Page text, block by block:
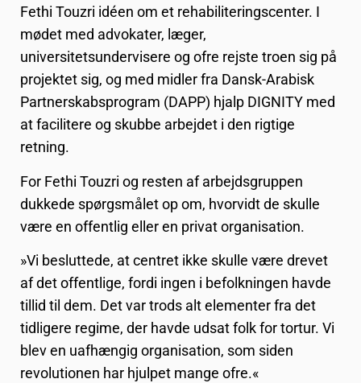
Fethi Touzri idéen om et rehabiliteringscenter. I
mødet med advokater, læger,
universitetsundervisere og ofre rejste troen sig på
projektet sig, og med midler fra Dansk-Arabisk
Partnerskabsprogram (DAPP) hjalp DIGNITY med
at facilitere og skubbe arbejdet i den rigtige
retning.
For Fethi Touzri og resten af arbejdsgruppen
dukkede spørgsmålet op om, hvorvidt de skulle
være en offentlig eller en privat organisation.
»Vi besluttede, at centret ikke skulle være drevet
af det offentlige, fordi ingen i befolkningen havde
tillid til dem. Det var trods alt elementer fra det
tidligere regime, der havde udsat folk for tortur. Vi
blev en uafhængig organisation, som siden
revolutionen har hjulpet mange ofre.«